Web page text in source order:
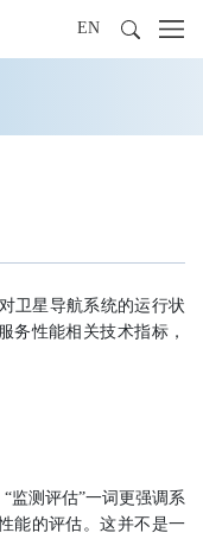
EN
卫星导航系统的运行状
务性能相关技术指标，
测评估”一词更强调系
能的评估。这并不是一